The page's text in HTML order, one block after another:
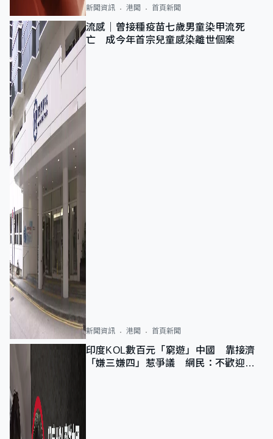
新聞資訊 港聞 首頁新聞
流感｜曾接種疫苗七歲男童染甲流死
亡 成今年首宗兒童感染離世個案
新聞資訊 港聞 首頁新聞
印度KOL數百元「窮遊」中國 靠接濟
「嫌三嫌四」惹爭議 網民：不歡迎劣